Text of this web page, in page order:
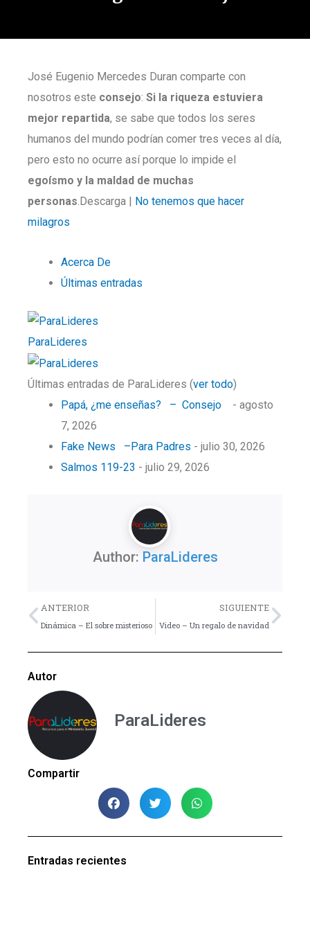
José Eugenio Mercedes Duran comparte con
nosotros este consejo: Si la riqueza estuviera
mejor repartida, se sabe que todos los seres
humanos del mundo podrían comer tres veces al día,
pero esto no ocurre así porque lo impide el
egoísmo y la maldad de muchas
personas.Descarga | No tenemos que hacer
milagros
Acerca De
Últimas entradas
ParaLideres
Últimas entradas de ParaLideres (ver todo)
Papá, ¿me enseñas? – Consejo
- agosto
7, 2026
Fake News –Para Padres - julio 30, 2026
Salmos 119-23 - julio 29, 2026
Author: ParaLideres
Previo
ANTERIOR
Dinámica – El sobre misterioso
SIGUIENTE
Video – Un regalo de navidad
Autor
ParaLideres
Compartir
Entradas recientes